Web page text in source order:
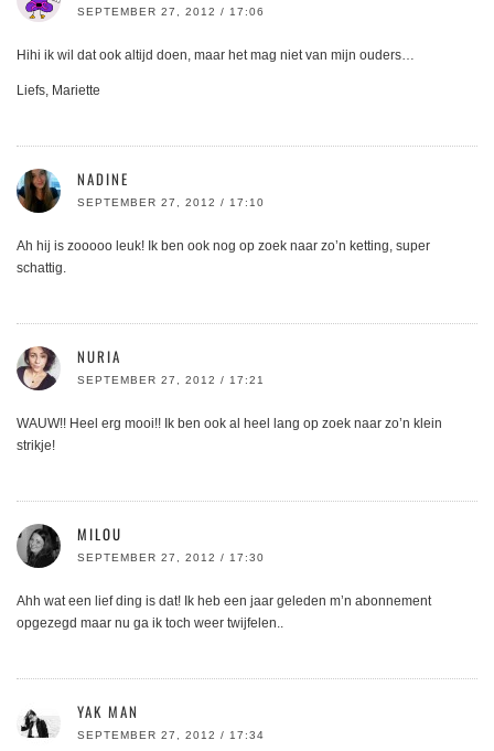
SEPTEMBER 27, 2012 / 17:06
Hihi ik wil dat ook altijd doen, maar het mag niet van mijn ouders…
Liefs, Mariette
NADINE
SEPTEMBER 27, 2012 / 17:10
Ah hij is zooooo leuk! Ik ben ook nog op zoek naar zo’n ketting, super
schattig.
NURIA
SEPTEMBER 27, 2012 / 17:21
WAUW!! Heel erg mooi!! Ik ben ook al heel lang op zoek naar zo’n klein
strikje!
MILOU
SEPTEMBER 27, 2012 / 17:30
Ahh wat een lief ding is dat! Ik heb een jaar geleden m’n abonnement
opgezegd maar nu ga ik toch weer twijfelen..
YAK MAN
SEPTEMBER 27, 2012 / 17:34